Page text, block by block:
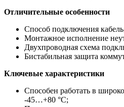
Отличительные особенности
Способ подключения
Монтажное исполнение
Двухпроводная схема
Бистабильная защита
Ключевые характеристики
Способен работать в
-45…+80 °С;